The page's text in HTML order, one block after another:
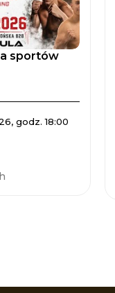
sportów
godz. 18:00